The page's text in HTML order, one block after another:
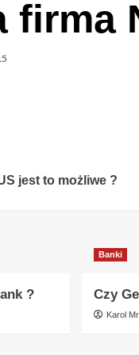
firma
jest to możliwe ?
?
Banki
Czy
Karol